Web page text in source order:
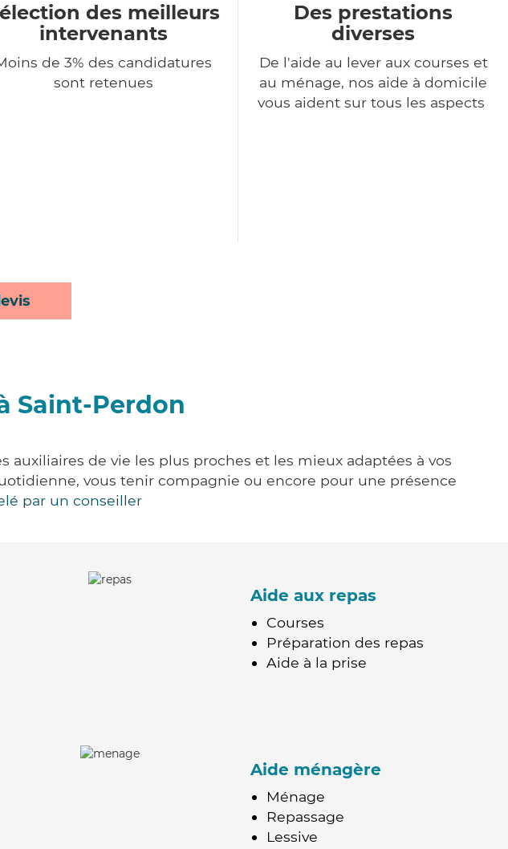
des meilleurs
intervenants
de 3% des candidatures
sont retenues
Des prestations
diverses
De l'aide au lever aux courses et
au ménage, nos aide à domicile
vous aident sur tous les aspects
Saint-Perdon
de vie les plus proches et les mieux adaptées à vos
vous tenir compagnie ou encore pour une présence
par un conseiller
Aide aux repas
Courses
Préparation des repas
Aide à la prise
Aide ménagère
Ménage
Repassage
Lessive